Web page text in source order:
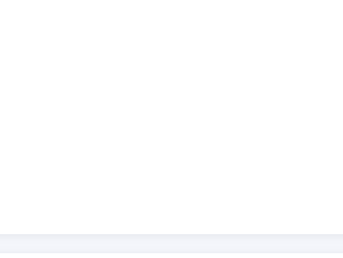
را انجام نمی دهد، بلکه علاوه بر